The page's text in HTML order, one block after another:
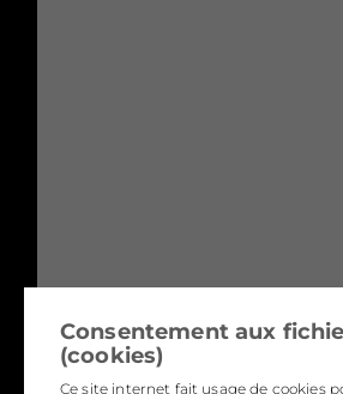
Consentement aux
(cookies)
Ce site internet fait usage de cookies